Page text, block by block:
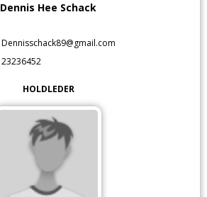
Dennis Hee Schack
Dennisschack89@gmail.com
23236452
HOLDLEDER